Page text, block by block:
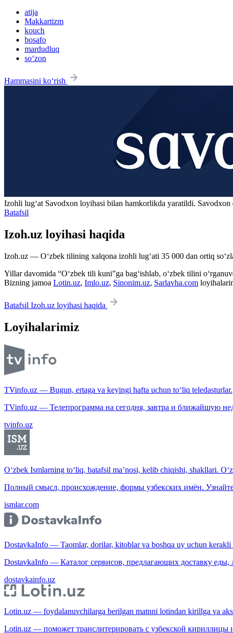
atija
Makkartizm
kouch
bosafo
mardudluq
so‘zon
Hammasini ko‘rish
Izohli lugʻat Savodxon loyihasi bilan hamkorlikda yaratildi.
Batafsil
Izoh.uz loyihasi haqida
Izoh.uz — O‘zbek tilining xalqona izohli lug‘ati 35 000 dan ortiq
Yillar davomida “O‘zbek tili kuni”ga bag‘ishlab, o‘zbek tilini
Bizning jamoa Lotin.uz, Imlo.uz, Sinonim.uz, Sarlavha.com
Batafsil Izoh.uz loyihasi haqida
Loyihalarimiz
TVinfo.uz — Bugun, ertaga va keyingi hafta uchun to‘liq teledasturlar.
TVinfo.uz — Телепрограмма на сегодня, завтра и ближайшую
tvinfo.uz
O‘zbek Ismlarning to‘liq, batafsil ma’nosi, kelib chiqishi, shakllari.
Полный смысл, происхождение, формы узбекских имён.
ismlar.com
DostavkaInfo — Taomlar, dorilar, kitoblar va boshqa uy uchun kerakli
DostavkaInfo — Каталог сервисов, предлагающих доставку еды,
dostavkainfo.uz
Lotin.uz — foydalanuvchilarga berilgan matnni lotindan kirillga va
Lotin.uz — поможет транслитерировать с узбекской кириллицы